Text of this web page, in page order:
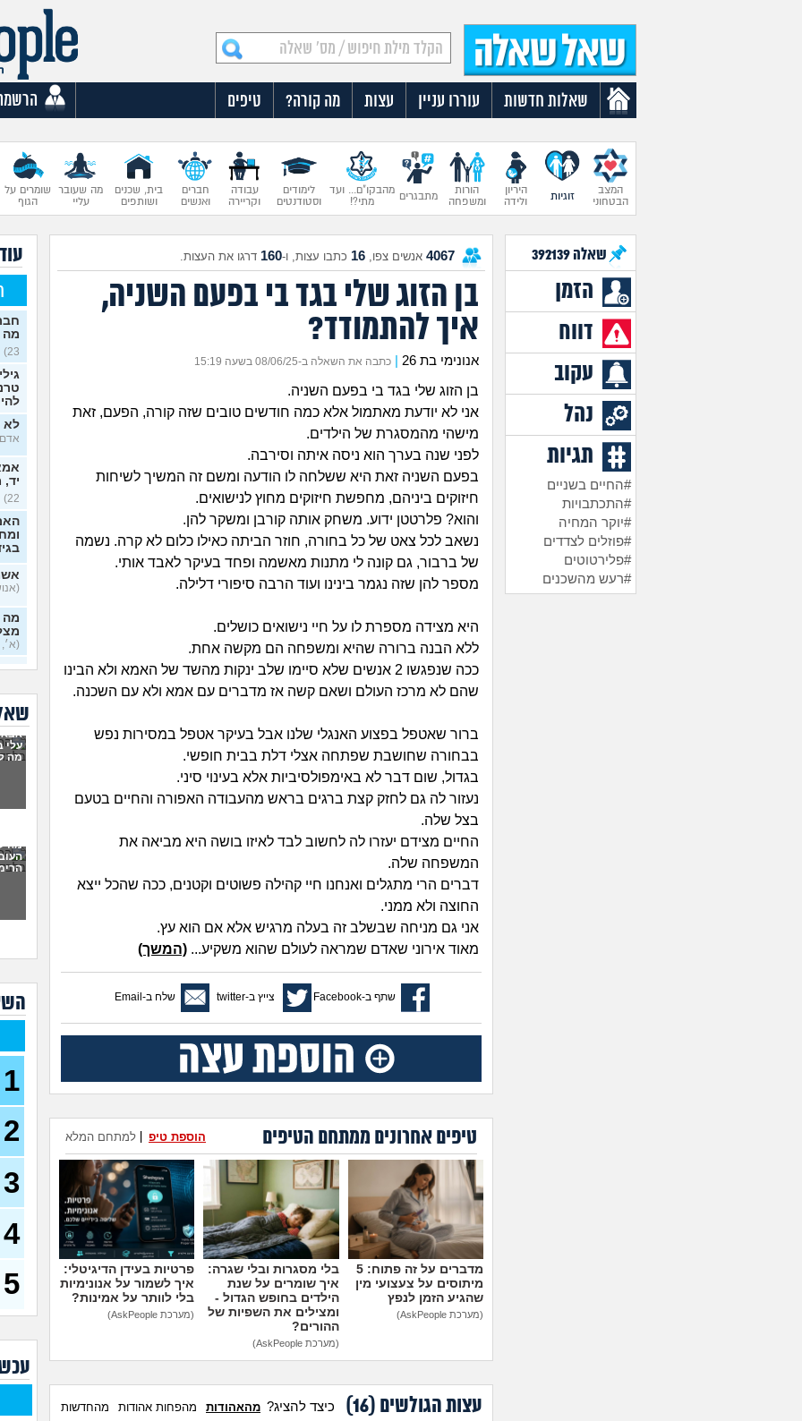
שאלות חדשות עוררו עניין עצות מה קורה? טיפים
המצב
הבטחוני
זוגיות
היריון
ולידה
הורות
ומשפחה
מתבגרים
מהבקו"ם... ועד
מתי?!
לימודים
וסטודנטים
עבודה
וקריירה
חברים
ואנשים
בית, שכנים
ושותפים
מה שעובר
עליי
שומרים על
הגוף
שאלה392139
הזמן
דווח
עקוב
נהל
תגיות
#החיים בשניים
#התכתבויות
#יוקר המחיה
#פוזלים לצדדים
#פלירטוטים
#רעש מהשכנים
4067 אנשים צפו, 16 כתבו עצות, ו-160 דרגו את העצות.
בן הזוג שלי בגד בי בפעם השניה,
איך להתמודד?
אנונימי בת 26 כתבה את השאלה ב-08/06/25 בשעה 15:19
בן הזוג שלי בגד בי בפעם השניה.
אני לא יודעת מאתמול אלא כמה חודשים טובים שזה קורה, הפעם, זאת
מישהי מהמסגרת של הילדים.
לפני שנה בערך הוא ניסה איתה וסירבה.
בפעם השניה זאת היא ששלחה לו הודעה ומשם זה המשיך לשיחות
חיזוקים ביניהם, מחפשת חיזוקים מחוץ לנישואים.
והוא? פלרטטן ידוע. משחק אותה קורבן ומשקר להן.
נשאב לכל צאט של כל בחורה, חוזר הביתה כאילו כלום לא קרה. נשמה
של ברבור, גם קונה לי מתנות מאשמה ופחד בעיקר לאבד אותי.
מספר להן שזה נגמר בינינו ועוד הרבה סיפורי דלילה.
היא מצידה מספרת לו על חיי נישואים כושלים.
ללא הבנה ברורה שהיא ומשפחה הם מקשה אחת.
ככה שנפגשו 2 אנשים שלא סיימו שלב ינקות מהשד של האמא ולא הבינו
שהם לא מרכז העולם ושאם קשה אז מדברים עם אמא ולא עם השכנה.
ברור שאטפל בפצוע האנגלי שלנו אבל בעיקר אטפל במסירות נפש
בבחורה שחושבת שפתחה אצלי דלת בבית חופשי.
בגדול, שום דבר לא באימפולסיביות אלא בעינוי סיני.
נעזור לה גם לחזק קצת ברגים בראש מהעבודה האפורה והחיים בטעם
בצל שלה.
החיים מצידם יעזרו לה לחשוב לבד לאיזו בושה היא מביאה את
המשפחה שלה.
דברים הרי מתגלים ואנחנו חיי קהילה פשוטים וקטנים, ככה שהכל ייצא
החוצה ולא ממני.
אני גם מניחה שבשלב זה בעלה מרגיש אלא אם הוא עץ.
מאוד אירוני שאדם שמראה לעולם שהוא משקיע... (המשך)
שתף ב-Facebook צייץ ב-twitter שלח ב-Email
טיפים אחרונים ממתחם הטיפים למתחם המלא הוספת טיפ
מדברים על זה פתוח: 5
מיתוסים על צעצועי מין
שהגיע הזמן לנפץ
(מערכת AskPeople)
בלי מסגרות ובלי שגרה:
איך שומרים על שנת
הילדים בחופש הגדול -
ומצילים את השפיות של
ההורים?
(מערכת AskPeople)
פרטיות בעידן הדיגיטלי:
איך לשמור על אנונימיות
בלי לוותר על אמינות?
(מערכת AskPeople)
עצות הגולשים (16
) כיצד להציג? מהאהודות מהפחות אהודות מהחדשות
מה
23)
לא
אדם,
22)
מה
(א׳,
בן 33)
40)
29)
עלי
מה
מה
1
2
3
4
5